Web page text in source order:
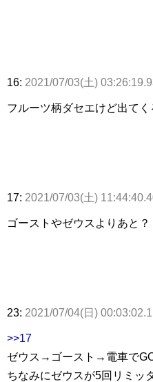
16: 2021/07/03(土)
フルーツ柄ダセエけど出てく
17: 2021/07/03(土)
ゴーストやゼウスよりあと？
23: 2021/07/04(日)
>>17
ゼウス→ゴースト→電車で
ちなみにゼウスが5回リミッ